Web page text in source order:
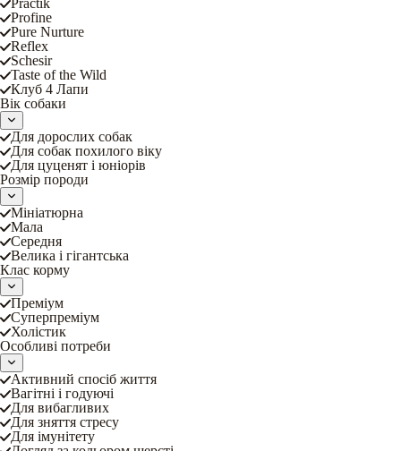
Profine
Pure Nurture
Reflex
Schesir
Taste of the Wild
Клуб 4 Лапи
Вік собаки
Для дорослих собак
Для собак похилого віку
Для цуценят і юніорів
Розмір породи
Мініатюрна
Мала
Середня
Велика і гігантська
Клас корму
Преміум
Суперпреміум
Холістик
Особливі потреби
Активний спосіб життя
Вагітні і годуючі
Для вибагливих
Для зняття стресу
Для імунітету